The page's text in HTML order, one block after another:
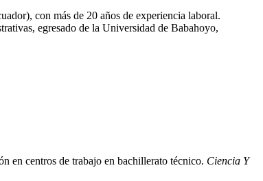
con más de 20 años de experiencia laboral.
egresado de la Universidad de Babahoyo,
en centros de trabajo en bachillerato técnico. Ciencia Y